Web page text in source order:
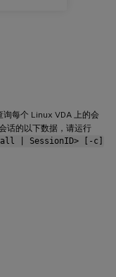
询每个 Linux VDA 上的会
话的以下数据，请运行
| SessionID> [-c]